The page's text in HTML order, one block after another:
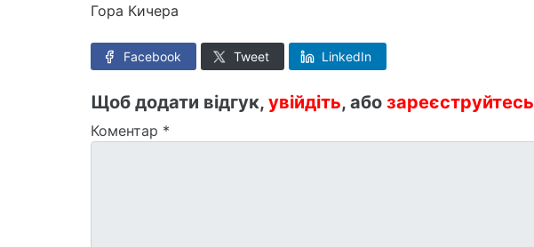
Гора Кичера
Facebook Tweet LinkedIn
Щоб додати відгук, увійдіть, або зареєструйтесь
Коментар *